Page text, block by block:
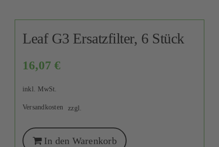
Leaf G3 Ersatzfilter, 6 Stück
16,07€
inkl. MwSt.
zzgl.
Versandkosten
In den Warenkorb